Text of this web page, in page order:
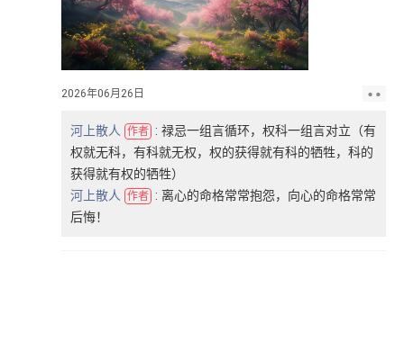
2026年06月26日
河上散人 作者 : 禄忌一组言循环，权科一组言对立（有
权就无科，有科就无权，权的获得就有科的牺牲，科的
获得就有权的牺牲）
河上散人 作者 : 离心的命格常常抱怨，向心的命格常常
后悔！